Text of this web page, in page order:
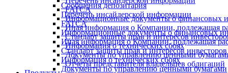
Сообщения депозитария
Перечень инсайдерской информации
FATCA
Информационные документы о финансовых
Иная информация о Компании, подлежащая
Стандарт защиты прав и интересов инвесторов
Информация о технических сбоях
Документы по управлению ценными бумагами
FATCA
Информационные документы о финансовых
Иная информация о Компании, подлежащая
Стандарт защиты прав и интересов
Информация о технических сбоях
Документы по управлению ценными
Отчеты представителя владельцев облигаций